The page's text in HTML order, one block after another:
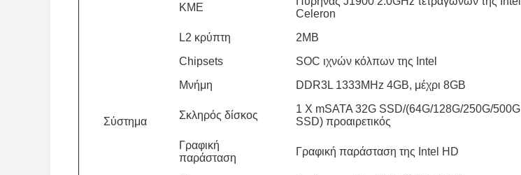
Σύστημα
ΚΜΕ
Celeron
L2 κρύπτη
2MB
Chipsets
SOC ιχνών κόλπων της Intel
Μνήμη
DDR3L 1333MHz 4GB, μέχρι 8GB
Σκληρός δίσκος
1 Χ mSATA 32G SSD/(64G/128G/250G/500G
SSD) προαιρετικός
Γραφική
παράσταση
Γραφική παράσταση της Intel HD